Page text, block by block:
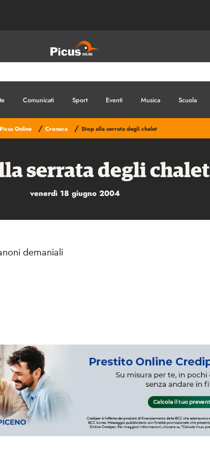
Comunicati Sport Eventi Musica Scuola
Picus Online / Cronaca / Stop alla serrata degli chalet
serrata degli chalet
venerdì 18 giugno 2004
demaniali